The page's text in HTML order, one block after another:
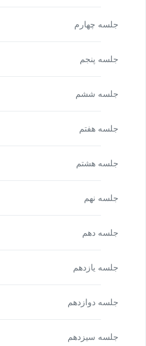
جلسه چهارم
جلسه پنجم
جلسه ششم
جلسه هفتم
جلسه هشتم
جلسه نهم
جلسه دهم
جلسه یازدهم
جلسه دوازدهم
جلسه سیزدهم